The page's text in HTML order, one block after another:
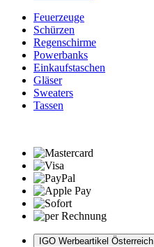
Feuerzeuge
Schürzen
Regenschirme
Powerbanks
Einkaufstaschen
Gläser
Sweaters
Tassen
IGO Werbeartikel Österreich